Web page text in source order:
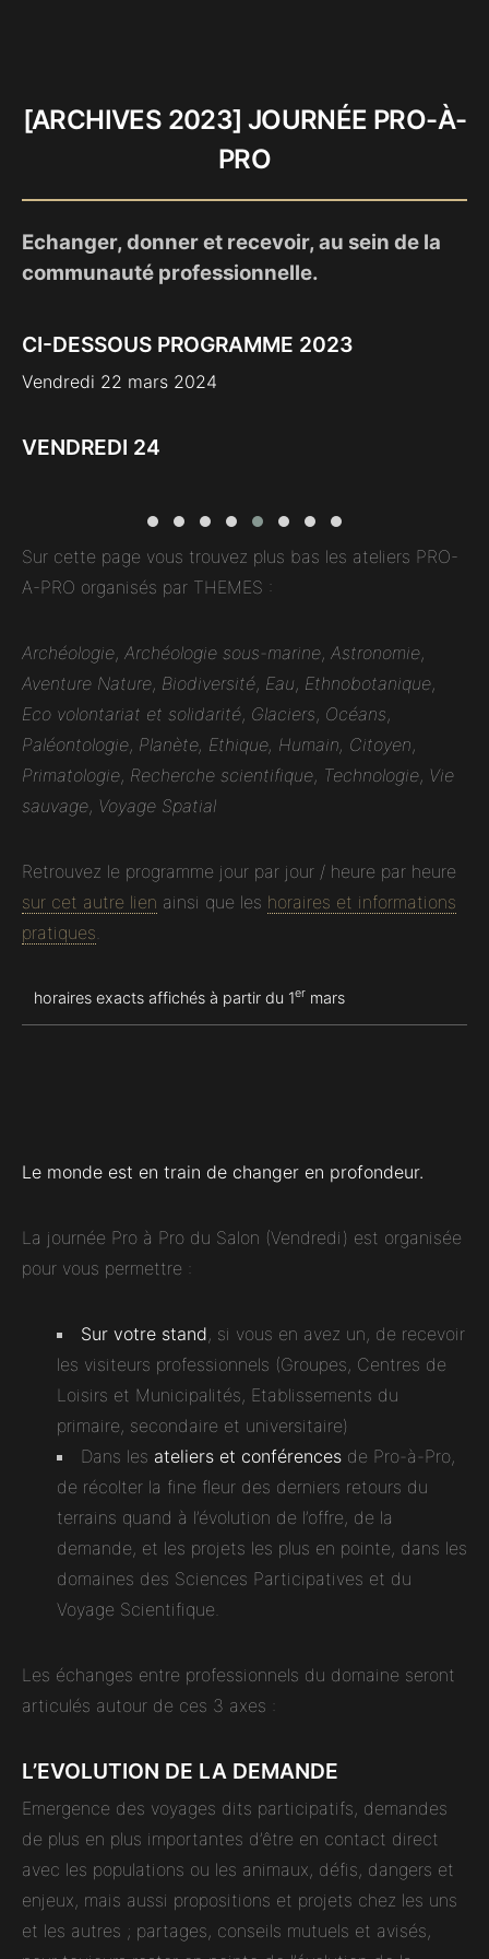
[ARCHIVES 2023] JOURNÉE PRO-À-
PRO
Echanger, donner et recevoir, au sein de la
communauté professionnelle.
CI-DESSOUS PROGRAMME 2023
Vendredi 22 mars 2024
VENDREDI 24
Sur cette page vous trouvez plus bas les ateliers PRO-
A-PRO organisés par THEMES :
Archéologie, Archéologie sous-marine, Astronomie,
Aventure Nature, Biodiversité, Eau, Ethnobotanique,
Eco volontariat et solidarité, Glaciers, Océans,
Paléontologie, Planète, Ethique, Humain, Citoyen,
Primatologie, Recherche scientifique, Technologie, Vie
sauvage, Voyage Spatial
Retrouvez le programme jour par jour / heure par heure
sur cet autre lien ainsi que les horaires et informations
pratiques
horaires exacts affichés à partir du 1ermars
Le monde est en train de changer en profondeur.
La journée Pro à Pro du Salon (Vendredi) est organisée
pour vous permettre :
Sur votre stand, si vous en avez un, de recevoir
les visiteurs professionnels (Groupes, Centres de
Loisirs et Municipalités, Etablissements du
primaire, secondaire et universitaire)
Dans les ateliers et conférences de Pro-à-Pro,
de récolter la fine fleur des derniers retours du
terrains quand à l’évolution de l’offre, de la
demande, et les projets les plus en pointe, dans les
domaines des Sciences Participatives et du
Voyage Scientifique.
Les échanges entre professionnels du domaine seront
articulés autour de ces 3 axes :
L’EVOLUTION DE LA DEMANDE
Emergence des voyages dits participatifs, demandes
de plus en plus importantes d’être en contact direct
avec les populations ou les animaux, défis, dangers et
enjeux, mais aussi propositions et projets chez les uns
et les autres ; partages, conseils mutuels et avisés,